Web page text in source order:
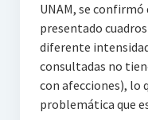
UNAM, se confirmó
presentado
diferente
consultadas no
con afecciones), lo
problemática que